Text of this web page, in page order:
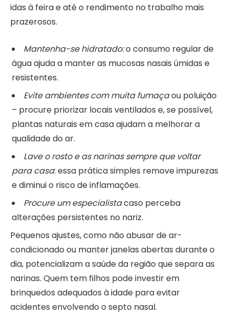
idas à feira e até o rendimento no trabalho mais
prazerosos.
Mantenha-se hidratado:o consumo regular de
água ajuda a manter as mucosas nasais úmidas e
resistentes.
Evite ambientes com muita fumaçaou poluição
– procure priorizar locais ventilados e, se possível,
plantas naturais em casa ajudam a melhorar a
qualidade do ar.
Lave o rosto e as narinas sempre que voltar
para casa: essa prática simples remove impurezas
e diminui o risco de inflamações.
Procure um especialistacaso perceba
alterações persistentes no nariz.
Pequenos ajustes, como não abusar de ar-
condicionado ou manter janelas abertas durante o
dia, potencializam a saúde da região que separa as
narinas. Quem tem filhos pode investir em
brinquedos adequados à idade para evitar
acidentes envolvendo o septo nasal.